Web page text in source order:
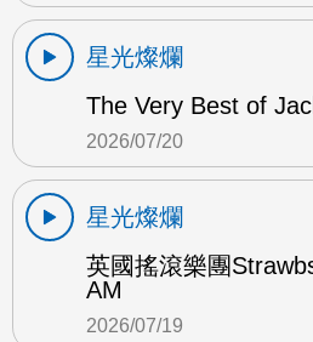
星光燦爛
The Very Best of
2026/07/20
星光燦爛
英國搖滾樂團
AM
2026/07/19